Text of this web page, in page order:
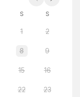
S S
1 2
8 9
15 16
22 23